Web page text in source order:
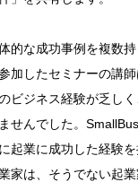
的な成功事例を複数
加したセミナーの講
ビジネス経験が乏し
せんでした。
起業に成功した経験
家は、そうでない起